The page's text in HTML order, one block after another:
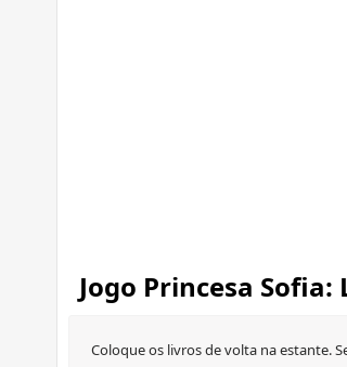
Jogo Princesa Sofia:
Coloque os livros de volta na estante.